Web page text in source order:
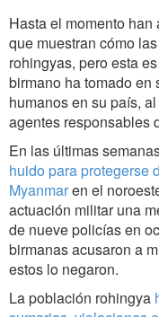
Hasta el momento
que muestran cómo
rohingyas, pero esta
birmano ha tomado
humanos en su país,
agentes responsables
En las últimas
huido para protegerse
Myanmaren el
actuación militar una
de nueve policías en
birmanas acusaron a
estos lo negaron.
La población rohingya